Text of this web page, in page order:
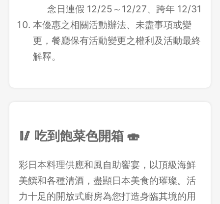
念日連假 12/25～12/27、跨年 12/31
本優惠之相關活動辦法、未盡事項或變
更，餐廳保有活動變更之權利及活動最終
解釋。
🥢 吃到飽菜色開箱 🍣
彩日本料理供應和風自助饗宴，以頂級海鮮
美饌和各種清酒，盡顯日本美食的璀璨。活
力十足的開放式廚房為您打造身臨其境的用